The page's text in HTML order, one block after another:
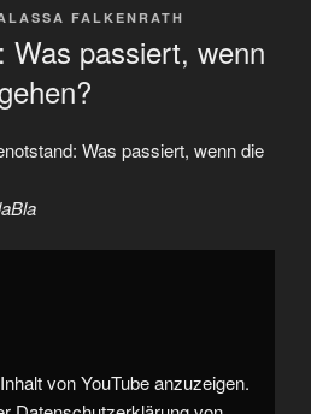
FALKENRATH
Was passiert, wenn
Was passiert, wenn die
von YouTube anzuzeigen.